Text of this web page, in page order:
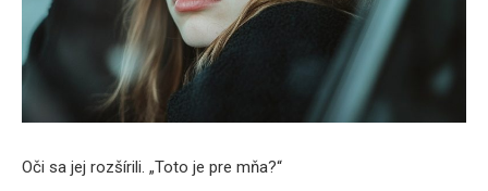
Oči sa jej rozšírili. „Toto je pre mňa?“